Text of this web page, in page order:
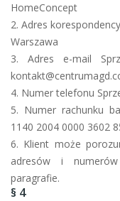
HomeConcept
2. Adres
Warszawa
3. Adres e-mail
4. Numer telefonu
5. Numer rachunku
1140 2004 0000 3602
6. Klient może
adresów i
paragrafie.
§ 4